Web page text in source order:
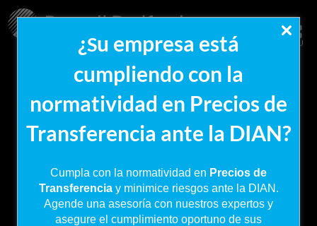
¿Su empresa está
cumpliendo con la
normatividad en Precios de
Transferencia ante la DIAN?
Cumpla con la normatividad en Precios de
Transferenciay minimice riesgos ante la DIAN.
Agende una asesoría con nuestros expertos y
asegure el cumplimiento oportuno de sus
MENU